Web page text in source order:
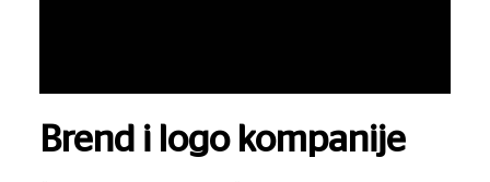
Brend i logo kompanije